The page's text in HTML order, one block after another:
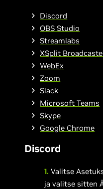
Discord
OBS Studio
Streamlabs
XSplit
WebEx
Zoom
Slack
Microsoft Teams
Skype
Google Chrome
Discord
1.Valitse
ja valitse sitten